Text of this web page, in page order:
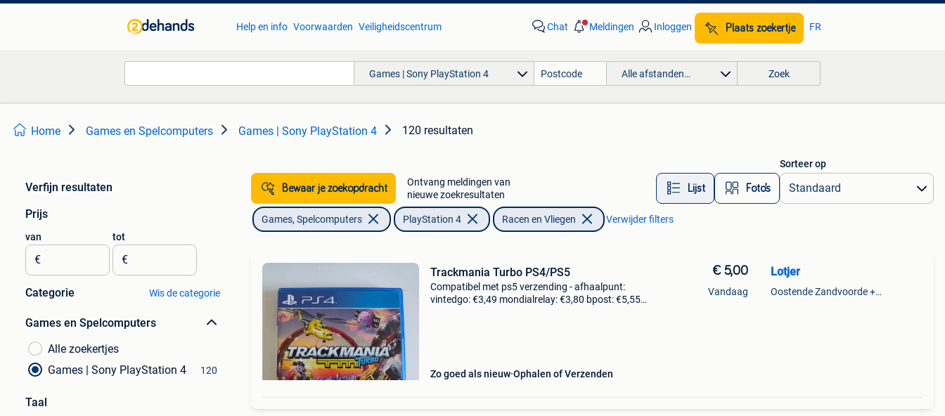
Help en info Voorwaarden Veiligheidscentrum Chat Meldingen Inloggen Plaats zoekertje FR
Games | Sony PlayStation 4 Alle afstanden… Zoek
Home Games en Spelcomputers Games | Sony PlayStation 4 120 resultaten
Verfijn resultaten
Prijs
van
€
tot
€
Categorie Wis de categorie
Games en Spelcomputers
Alle zoekertjes
Games | Sony PlayStation 4
120
Taal
Bewaar je zoekopdracht
Ontvang meldingen van
nieuwe zoekresultaten
Lijst Foto’s
Sorteer op
Games, Spelcomputers PlayStation 4 Racen en Vliegen Verwijder filters
Trackmania Turbo PS4/PS5
Compatibel met ps5 verzending - afhaalpunt:
vintedgo: €3,49 mondialrelay: €3,80 bpost: €5,55
Zo goed als nieuw Ophalen of Verzenden
€ 5,00
Vandaag
Lotjer
Oostende Zandvoorde +Oostende